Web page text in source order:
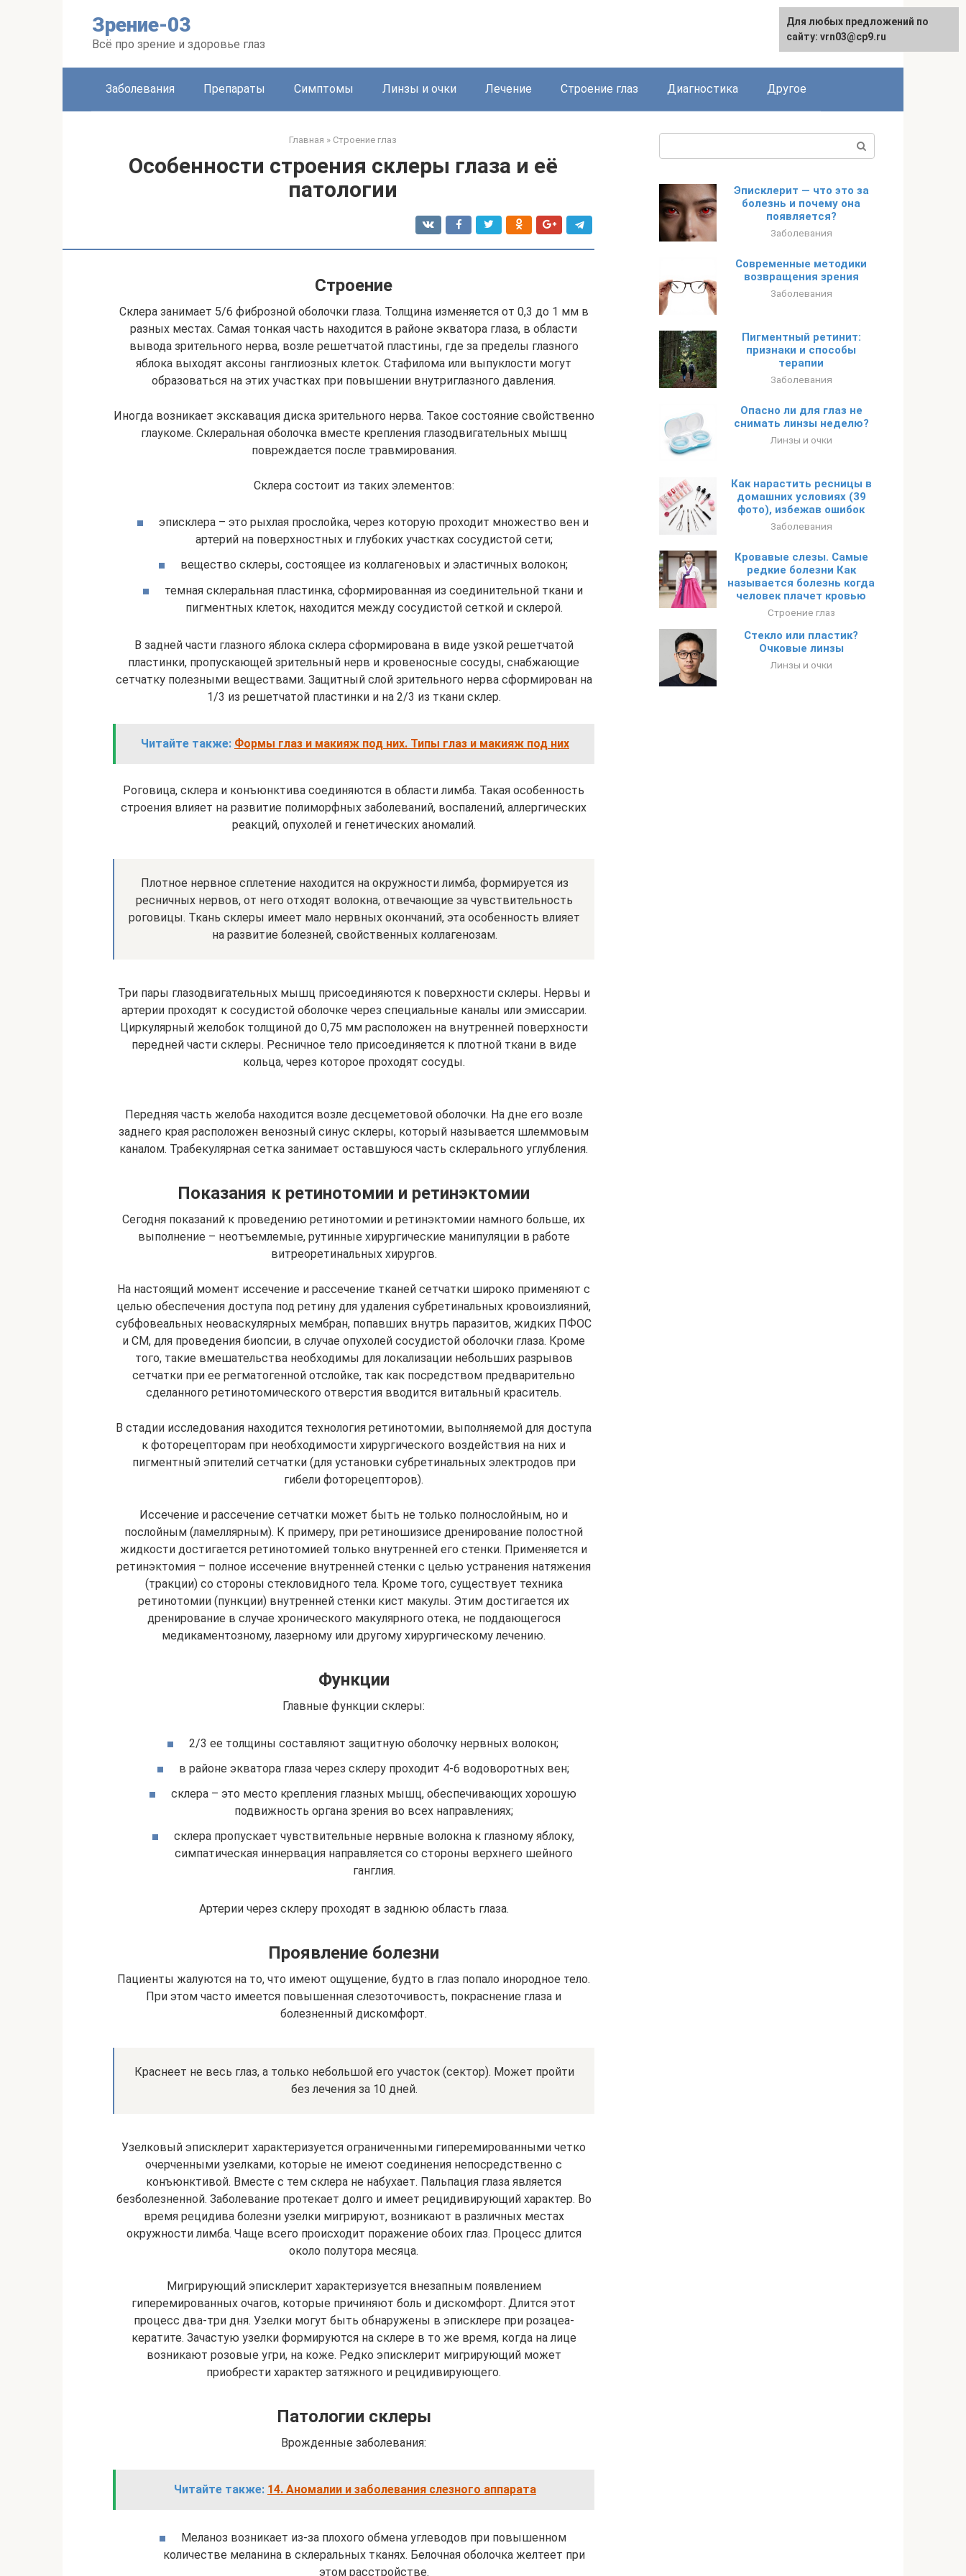
Зрение-03
Всё про зрение и здоровье глаз
English
Заболевания Препараты Симптомы Линзы и очки Лечение Строение глаз Диагностика Другое
Главная » Строение глаз
Особенности строения склеры глаза и её
патологии
Строение
Склера занимает 5/6 фиброзной оболочки глаза. Толщина изменяется от 0,3 до 1 мм в
разных местах. Самая тонкая часть находится в районе экватора глаза, в области
вывода зрительного нерва, возле решетчатой пластины, где за пределы глазного
яблока выходят аксоны ганглиозных клеток. Стафилома или выпуклости могут
образоваться на этих участках при повышении внутриглазного давления.
Иногда возникает экскавация диска зрительного нерва. Такое состояние свойственно
глаукоме. Склеральная оболочка вместе крепления глазодвигательных мышц
повреждается после травмирования.
Склера состоит из таких элементов:
эписклера – это рыхлая прослойка, через которую проходит множество вен и
артерий на поверхностных и глубоких участках сосудистой сети;
вещество склеры, состоящее из коллагеновых и эластичных волокон;
темная склеральная пластинка, сформированная из соединительной ткани и
пигментных клеток, находится между сосудистой сеткой и склерой.
В задней части глазного яблока склера сформирована в виде узкой решетчатой
пластинки, пропускающей зрительный нерв и кровеносные сосуды, снабжающие
сетчатку полезными веществами. Защитный слой зрительного нерва сформирован на
1/3 из решетчатой пластинки и на 2/3 из ткани склер.
Читайте также: Формы глаз и макияж под них. Типы глаз и макияж под них
Роговица, склера и конъюнктива соединяются в области лимба. Такая особенность
строения влияет на развитие полиморфных заболеваний, воспалений, аллергических
реакций, опухолей и генетических аномалий.
Плотное нервное сплетение находится на окружности лимба, формируется из
ресничных нервов, от него отходят волокна, отвечающие за чувствительность
роговицы. Ткань склеры имеет мало нервных окончаний, эта особенность влияет
на развитие болезней, свойственных коллагенозам.
Три пары глазодвигательных мышц присоединяются к поверхности склеры. Нервы и
артерии проходят к сосудистой оболочке через специальные каналы или эмиссарии.
Циркулярный желобок толщиной до 0,75 мм расположен на внутренней поверхности
передней части склеры. Ресничное тело присоединяется к плотной ткани в виде
кольца, через которое проходят сосуды.
Передняя часть желоба находится возле десцеметовой оболочки. На дне его возле
заднего края расположен венозный синус склеры, который называется шлеммовым
каналом. Трабекулярная сетка занимает оставшуюся часть склерального углубления.
Показания к ретинотомии и ретинэктомии
Сегодня показаний к проведению ретинотомии и ретинэктомии намного больше, их
выполнение – неотъемлемые, рутинные хирургические манипуляции в работе
витреоретинальных хирургов.
На настоящий момент иссечение и рассечение тканей сетчатки широко применяют с
целью обеспечения доступа под ретину для удаления субретинальных кровоизлияний,
субфовеальных неоваскулярных мембран, попавших внутрь паразитов, жидких ПФОС
и СМ, для проведения биопсии, в случае опухолей сосудистой оболочки глаза. Кроме
того, такие вмешательства необходимы для локализации небольших разрывов
сетчатки при ее регматогенной отслойке, так как посредством предварительно
сделанного ретинотомического отверстия вводится витальный краситель.
В стадии исследования находится технология ретинотомии, выполняемой для доступа
к фоторецепторам при необходимости хирургического воздействия на них и
пигментный эпителий сетчатки (для установки субретинальных электродов при
гибели фоторецепторов).
Иссечение и рассечение сетчатки может быть не только полнослойным, но и
послойным (ламеллярным). К примеру, при ретиношизисе дренирование полостной
жидкости достигается ретинотомией только внутренней его стенки. Применяется и
ретинэктомия – полное иссечение внутренней стенки с целью устранения натяжения
(тракции) со стороны стекловидного тела. Кроме того, существует техника
ретинотомии (пункции) внутренней стенки кист макулы. Этим достигается их
дренирование в случае хронического макулярного отека, не поддающегося
медикаментозному, лазерному или другому хирургическому лечению.
Функции
Главные функции склеры:
2/3 ее толщины составляют защитную оболочку нервных волокон;
в районе экватора глаза через склеру проходит 4-6 водоворотных вен;
склера – это место крепления глазных мышц, обеспечивающих хорошую
подвижность органа зрения во всех направлениях;
склера пропускает чувствительные нервные волокна к глазному яблоку,
симпатическая иннервация направляется со стороны верхнего шейного
ганглия.
Артерии через склеру проходят в заднюю область глаза.
Проявление болезни
Пациенты жалуются на то, что имеют ощущение, будто в глаз попало инородное тело.
При этом часто имеется повышенная слезоточивость, покраснение глаза и
болезненный дискомфорт.
Краснеет не весь глаз, а только небольшой его участок (сектор). Может пройти
без лечения за 10 дней.
Узелковый эписклерит характеризуется ограниченными гиперемированными четко
очерченными узелками, которые не имеют соединения непосредственно с
конъюнктивой. Вместе с тем склера не набухает. Пальпация глаза является
безболезненной. Заболевание протекает долго и имеет рецидивирующий характер. Во
время рецидива болезни узелки мигрируют, возникают в различных местах
окружности лимба. Чаще всего происходит поражение обоих глаз. Процесс длится
около полутора месяца.
Мигрирующий эписклерит характеризуется внезапным появлением
гиперемированных очагов, которые причиняют боль и дискомфорт. Длится этот
процесс два-три дня. Узелки могут быть обнаружены в эписклере при розацеа-
кератите. Зачастую узелки формируются на склере в то же время, когда на лице
возникают розовые угри, на коже. Редко эписклерит мигрирующий может
приобрести характер затяжного и рецидивирующего.
Патологии склеры
Врожденные заболевания:
Читайте также: 14. Аномалии и заболевания слезного аппарата
Меланоз возникает из-за плохого обмена углеводов при повышенном
количестве меланина в склеральных тканях. Белочная оболочка желтеет при
этом расстройстве.
Эписклерит — что это за
болезнь и почему она
появляется?
Заболевания
Современные методики
возвращения зрения
Заболевания
Пигментный ретинит:
признаки и способы
терапии
Заболевания
Опасно ли для глаз не
снимать линзы неделю?
Линзы и очки
Как нарастить ресницы в
домашних условиях (39
фото), избежав ошибок
Заболевания
Кровавые слезы. Самые
редкие болезни Как
называется болезнь когда
человек плачет кровью
Строение глаз
Стекло или пластик?
Очковые линзы
Линзы и очки
Для любых предложений по
сайту: vrn03@cp9.ru